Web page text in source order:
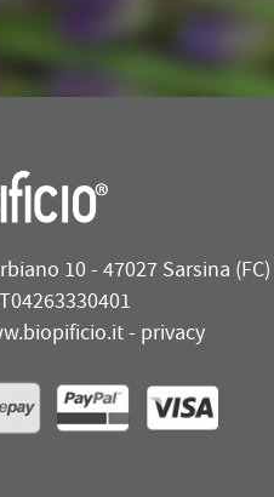
10 - 47027 Sarsina (FC)
- privacy